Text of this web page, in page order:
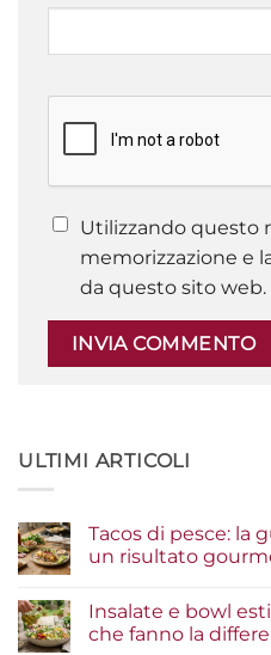
Utilizzando questo
memorizzazione e
da questo sito web.
ULTIMI ARTICOLI
Tacos di pesce: la
un risultato
su
Tacos
di
Insalate e bowl
che fanno la